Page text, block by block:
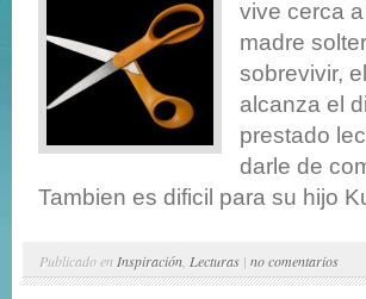
vive cerca
madre
sobrevivir,
alcanza el
prestado
darle de
Tambien es dificil para su hijo
Publicado en Inspiración Lecturas | no comentarios